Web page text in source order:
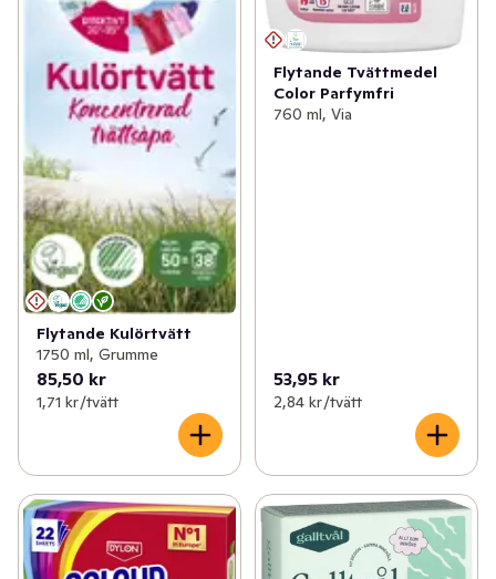
Flytande Kulörtvätt
1750 ml, Grumme
85,50 kr
1,71 kr /tvätt
Flytande Tvättmedel
Color Parfymfri
760 ml, Via
53,95 kr
2,84 kr /tvätt